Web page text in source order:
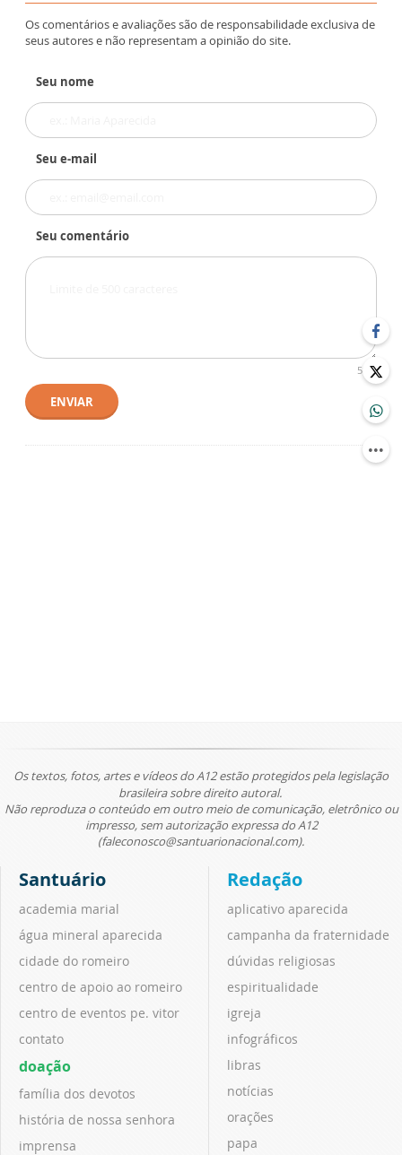
Os comentários e avaliações são de responsabilidade exclusiva de
seus autores e não representam a opinião do site.
Seu nome
Seu e-mail
Seu comentário
500
ENVIAR
Os textos, fotos, artes e vídeos do A12 estão protegidos pela legislação
brasileira sobre direito autoral.
Não reproduza o conteúdo em outro meio de comunicação, eletrônico ou
impresso, sem autorização expressa do A12
(faleconosco@santuarionacional.com).
Santuário
academia marial
água mineral aparecida
cidade do romeiro
centro de apoio ao romeiro
centro de eventos pe. vitor
contato
doação
família dos devotos
história de nossa senhora
imprensa
Redação
aplicativo aparecida
campanha da fraternidade
dúvidas religiosas
espiritualidade
igreja
infográficos
libras
notícias
orações
papa